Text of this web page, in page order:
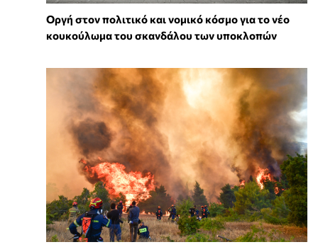
Οργή στον πολιτικό και νομικό κόσμο για το νέο
κουκούλωμα του σκανδάλου των υποκλοπών